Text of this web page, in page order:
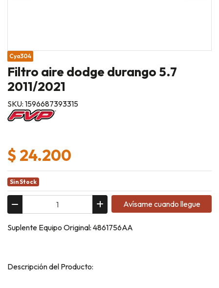
Cya304
Filtro aire dodge durango 5.7
2011/2021
SKU: 1596687393315
$ 24.200
Sin Stock
Avísame cuando llegue
Suplente Equipo Original: 4861756AA
Descripción del Producto: